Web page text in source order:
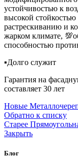
устойчивостью к
высокой
растрескиванию и
жарком климате,
способностью
▪️Долго служит
Гарантия на
составляет 30 лет
Новые
Обратно к списку
Старее
Закрыть
Блог